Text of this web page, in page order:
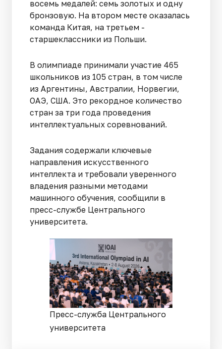
восемь медалей: семь золотых и одну
бронзовую. На втором месте оказалась
команда Китая, на третьем -
старшеклассники из Польши.
В олимпиаде принимали участие 465
школьников из 105 стран, в том числе
из Аргентины, Австралии, Норвегии,
ОАЭ, США. Это рекордное количество
стран за три года проведения
интеллектуальных соревнований.
Задания содержали ключевые
направления искусственного
интеллекта и требовали уверенного
владения разными методами
машинного обучения, сообщили в
пресс-службе Центрального
университета.
Пресс-служба Центрального
университета